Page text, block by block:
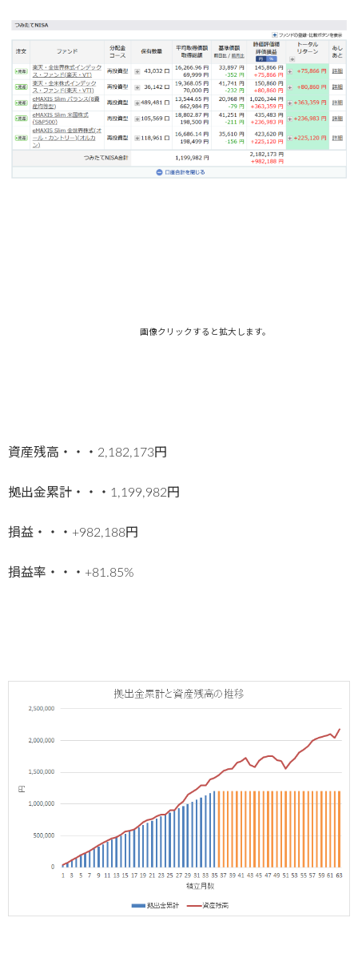
画像クリックすると拡大します。
資産残高・・・2,182,173円
拠出金累計・・・1,199,982円
損益・・・+982,188円
損益率・・・+81.85%